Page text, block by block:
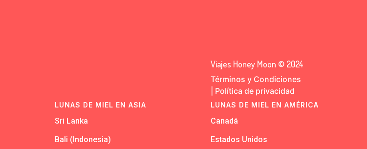
Viajes Honey Moon © 2024
Términos y Condiciones
Política de privacidad
LUNAS DE MIEL EN ASIA
Sri Lanka
Bali (Indonesia)
LUNAS DE MIEL EN AMÉRICA
Canadá
Estados Unidos